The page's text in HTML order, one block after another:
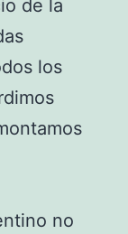
de la
los
no